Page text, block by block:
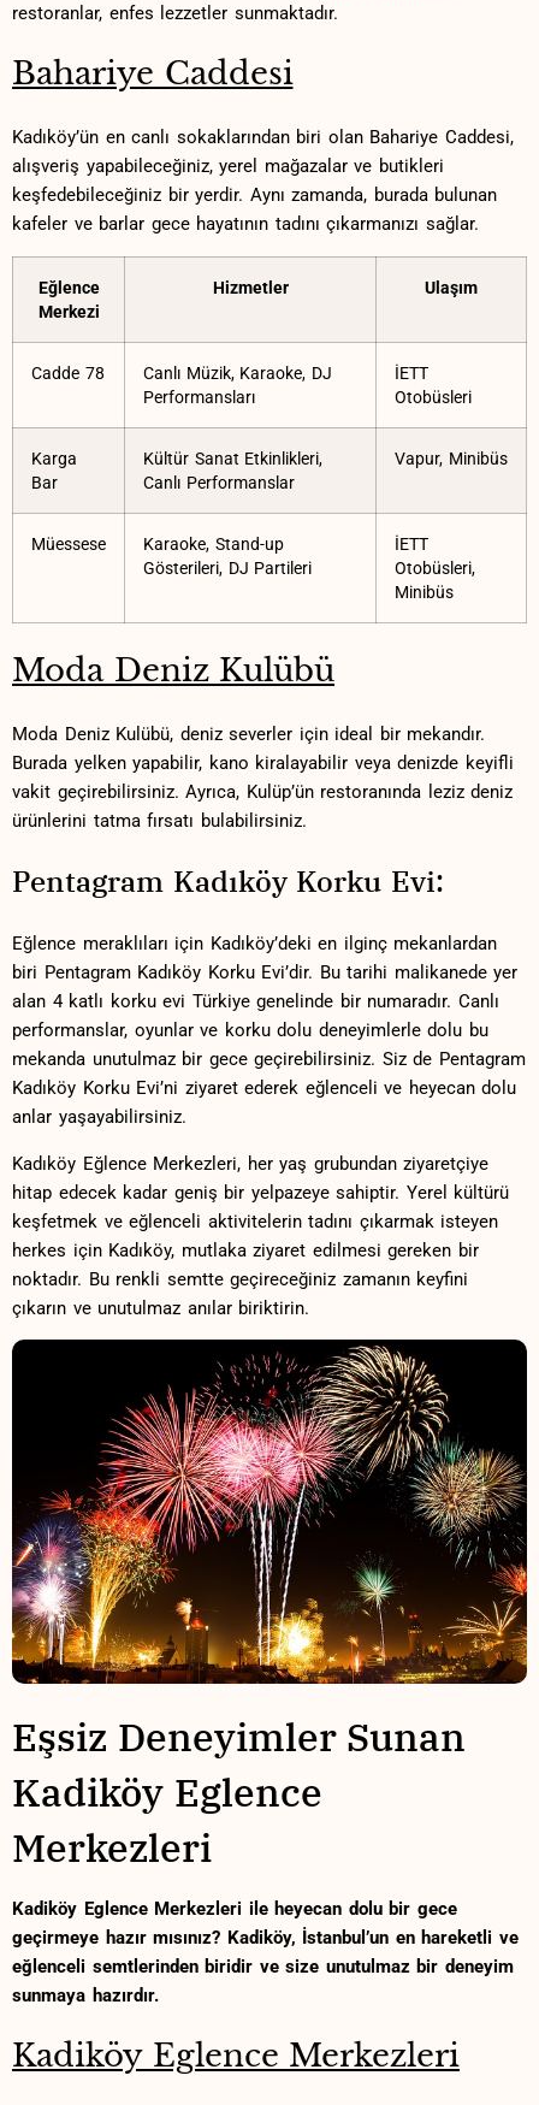
restoranlar,⁤ enfes lezzetler sunmaktadır.
Bahariye⁣ Caddesi
Kadıköy’ün en ‍canlı sokaklarından biri olan Bahariye Caddesi,
⁣alışveriş yapabileceğiniz, yerel mağazalar⁢ ve‍ butikleri
keşfedebileceğiniz bir yerdir. Aynı zamanda, burada bulunan‌
kafeler ve ‌barlar gece hayatının‍ tadını çıkarmanızı sağlar.
Eğlence‌
Merkezi
Hizmetler Ulaşım
Cadde 78
Canlı Müzik, Karaoke, DJ
Performansları
İETT
Otobüsleri
Karga
Bar
Kültür​ Sanat Etkinlikleri,
Canlı Performanslar
Vapur, Minibüs
Müessese
Karaoke,‍ Stand-up
Gösterileri, DJ ⁤Partileri
İETT
Otobüsleri,
Minibüs
Moda Deniz Kulübü
Moda Deniz Kulübü, deniz ⁣severler için ideal ​bir mekandır.⁣
Burada yelken⁣ yapabilir, kano kiralayabilir‌ veya‍ denizde keyifli
vakit geçirebilirsiniz. Ayrıca, Kulüp’ün restoranında ⁤leziz deniz
ürünlerini tatma fırsatı ‍bulabilirsiniz.
Pentagram Kadıköy ​Korku Evi:
Eğlence meraklıları için Kadıköy’deki ⁤en⁤ ilginç mekanlardan
biri Pentagram ‍Kadıköy Korku Evi’dir. Bu tarihi⁢ malikanede yer
alan 4 ‌katlı korku evi Türkiye⁣ genelinde bir⁤ numaradır. Canlı
performanslar, oyunlar ve korku dolu deneyimlerle dolu bu
mekanda unutulmaz bir ⁤gece geçirebilirsiniz. ​Siz de Pentagram
Kadıköy Korku⁣ Evi’ni ziyaret ederek eğlenceli ve ‌heyecan ‌dolu
anlar yaşayabilirsiniz.
Kadıköy Eğlence Merkezleri, her yaş grubundan ziyaretçiye
hitap edecek kadar geniş bir ⁣yelpazeye sahiptir. Yerel kültürü
keşfetmek⁤ ve eğlenceli ‍aktivitelerin tadını çıkarmak isteyen
⁣herkes için Kadıköy, mutlaka⁢ ziyaret edilmesi gereken bir
noktadır. ‌Bu renkli semtte geçireceğiniz⁢ zamanın keyfini
çıkarın‍ ve unutulmaz anılar biriktirin.
Eşsiz ⁣Deneyimler Sunan
⁣Kadiköy ⁣Eglence
Merkezleri
Kadiköy Eglence Merkezleri ile‌ heyecan⁣ dolu⁢ bir‍ gece⁢
geçirmeye hazır mısınız? Kadiköy, İstanbul’un en hareketli ve
eğlenceli ⁤semtlerinden biridir ve size unutulmaz bir deneyim
sunmaya hazırdır.
Kadiköy Eglence Merkezleri